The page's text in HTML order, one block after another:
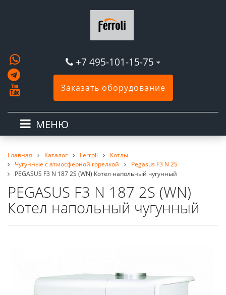
+7 495-101-15-75
Заказать оборудование
МЕНЮ
Главная Каталог Ferroli
Котлы
Чугунные с атмосферной горелкой
Pegasus F3 N 2S
PEGASUS F3 N 187 2S (WN) Котел напольный чугунный
PEGASUS F3 N 187 2S (WN)
Котел напольный чугунный